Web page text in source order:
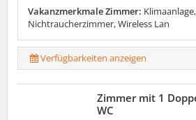
Vakanzmerkmale Zimmer: Klimaanlage,
Nichtraucherzimmer, Wireless Lan
Verfügbarkeiten anzeigen
Zimmer mit 1
WC